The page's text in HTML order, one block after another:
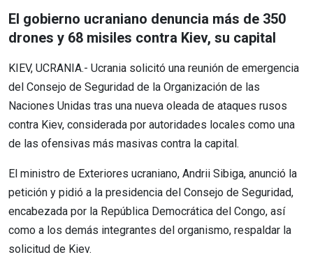
El gobierno ucraniano denuncia más de 350
drones y 68 misiles contra Kiev, su capital
KIEV, UCRANIA.- Ucrania solicitó una reunión de emergencia
del Consejo de Seguridad de la Organización de las
Naciones Unidas tras una nueva oleada de ataques rusos
contra Kiev, considerada por autoridades locales como una
de las ofensivas más masivas contra la capital.
El ministro de Exteriores ucraniano, Andrii Sibiga, anunció la
petición y pidió a la presidencia del Consejo de Seguridad,
encabezada por la República Democrática del Congo, así
como a los demás integrantes del organismo, respaldar la
solicitud de Kiev.